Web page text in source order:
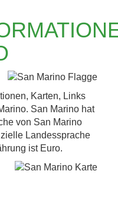
UND
BIS 8....
Karten, Links
San Marino hat
von San Marino
Landessprache
ist Euro.